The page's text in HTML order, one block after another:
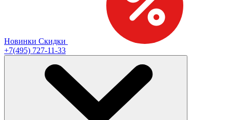
Новинки Скидки
+7(495) 727-11-33